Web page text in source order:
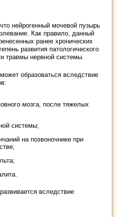
нейрогенный мочевой пузырь
Как правило, данный
ранее хронических
развития патологического
травмы нервной системы.
образоваться вследствие
мозга, после тяжелых
системы;
на позвоночнике при
вследствие